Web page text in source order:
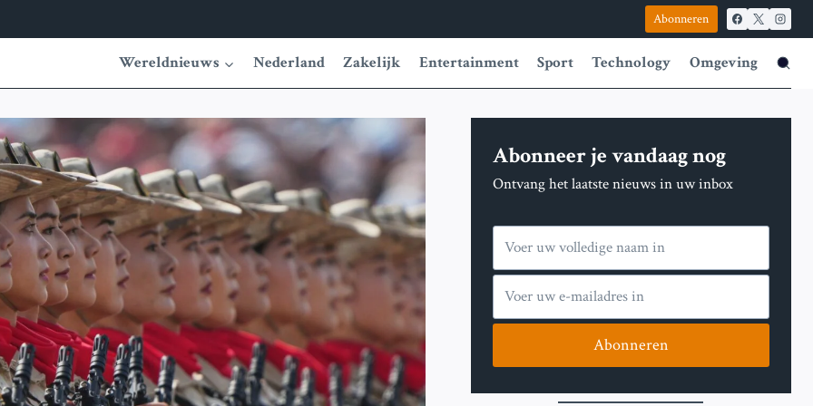
Abonneren
Wereldnieuws Nederland Zakelijk Entertainment Sport Technology Omgeving
Abonneer je vandaag nog
Ontvang het laatste nieuws in uw inbox
Abonneren